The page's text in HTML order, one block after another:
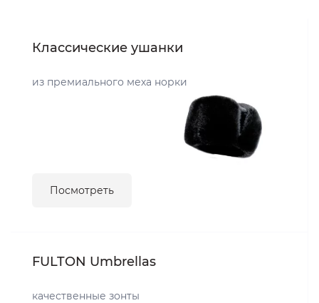
Классические ушанки
из премиального меха норки
Посмотреть
FULTON Umbrellas
качественные зонты